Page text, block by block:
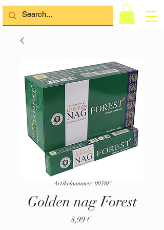
Artikelnummer: 0058F
Golden nag Forest
8,99 €Preis